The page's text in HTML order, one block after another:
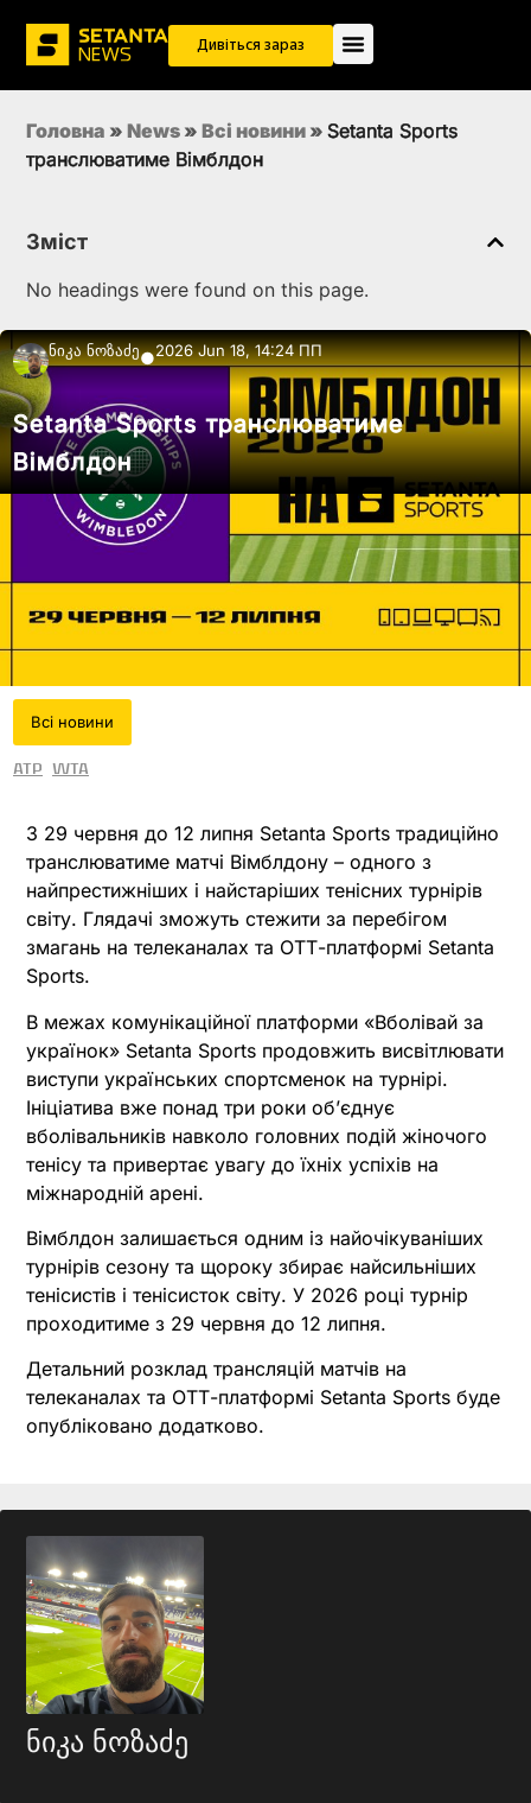
Дивіться зараз
Головна » News » Всi новини » Setanta Sports
транслюватиме Вімблдон
Зміст
No headings were found on this page.
Ნიკა Ნოზაძე●2026 Jun 18, 14:24 ПП
Setanta Sports транслюватиме
Вімблдон
Всi новини
ATP WTA
З 29 червня до 12 липня Setanta Sports традиційно
транслюватиме матчі Вімблдону – одного з
найпрестижніших і найстаріших тенісних турнірів
світу. Глядачі зможуть стежити за перебігом
змагань на телеканалах та ОТТ-платформі Setanta
Sports.
В межах комунікаційної платформи «Вболівай за
українок» Setanta Sports продовжить висвітлювати
виступи українських спортсменок на турнірі.
Ініціатива вже понад три роки об’єднує
вболівальників навколо головних подій жіночого
тенісу та привертає увагу до їхніх успіхів на
міжнародній арені.
Вімблдон залишається одним із найочікуваніших
турнірів сезону та щороку збирає найсильніших
тенісистів і тенісисток світу. У 2026 році турнір
проходитиме з 29 червня до 12 липня.
Детальний розклад трансляцій матчів на
телеканалах та ОТТ-платформі Setanta Sports буде
опубліковано додатково.
ნიკა ნოზაძე